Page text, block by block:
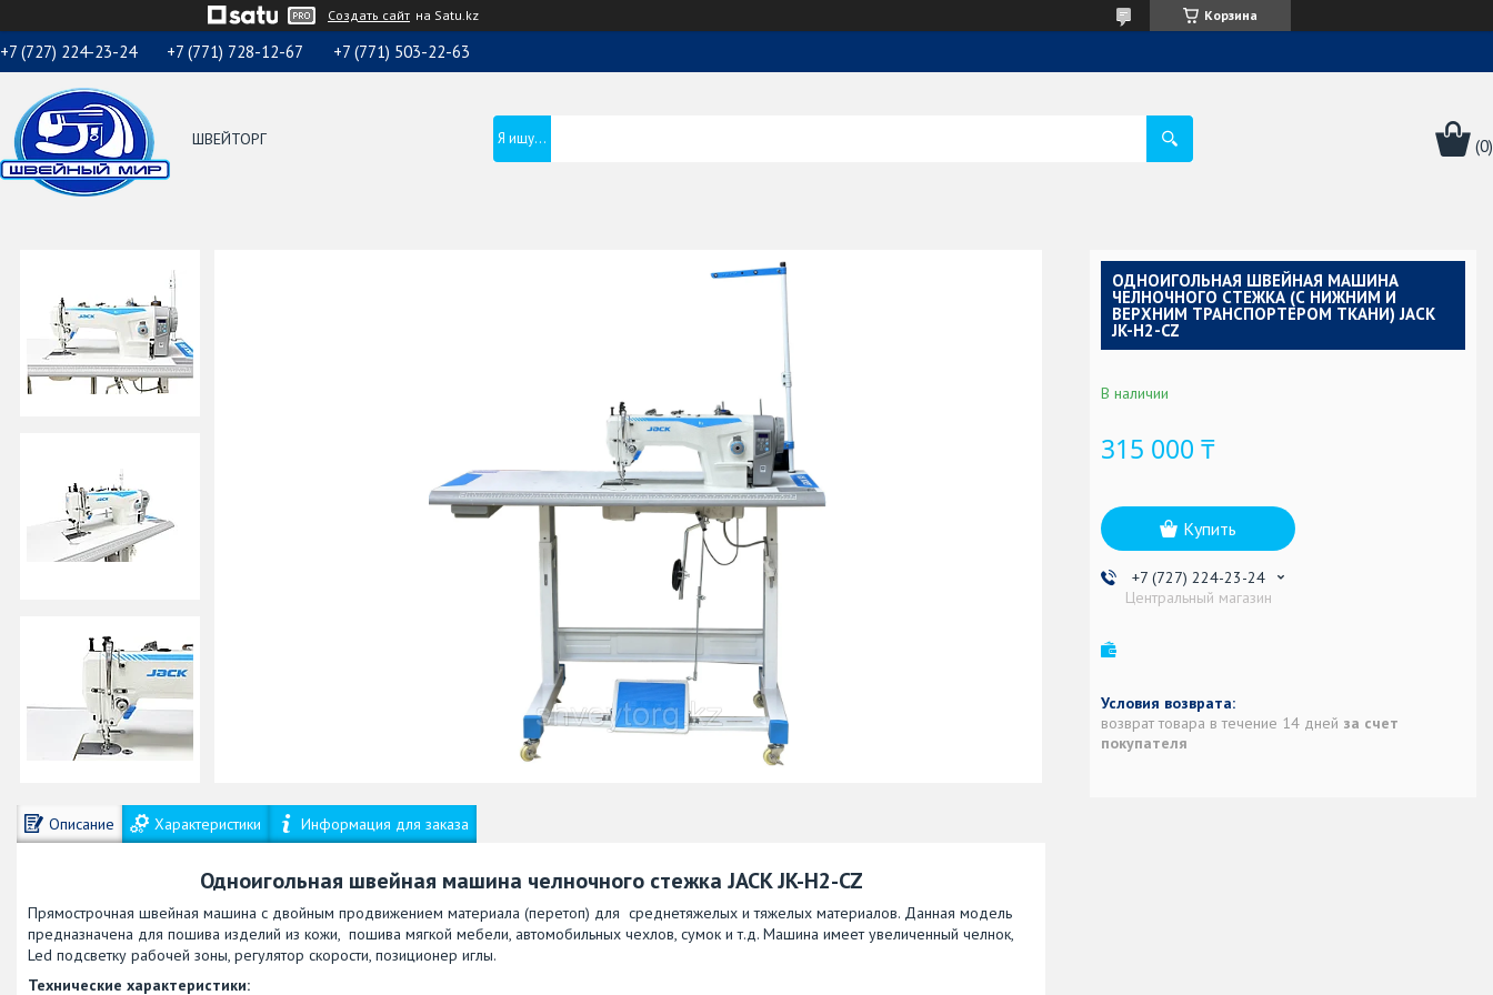
Создать сайт на Satu.kz Корзина
+7 (727) 224-23-24 +7 (771) 728-12-67 +7 (771) 503-22-63
ШВЕЙТОРГ
Описание Характеристики Информация для заказа
Одноигольная швейная машина челночного стежка JACK JK-H2-CZ
Прямострочная швейная машина с двойным продвижением материала (перетоп) для среднетяжелых и тяжелых материалов. Данная модель
предназначена для пошива изделий из кожи, пошива мягкой мебели, автомобильных чехлов, сумок и т.д. Машина имеет увеличенный челнок,
Led подсветку рабочей зоны, регулятор скорости, позиционер иглы.
Технические характеристики:
ОДНОИГОЛЬНАЯ ШВЕЙНАЯ МАШИНА
ЧЕЛНОЧНОГО СТЕЖКА (С НИЖНИМ И
ВЕРХНИМ ТРАНСПОРТЕРОМ ТКАНИ) JACK
JK-H2-CZ
В наличии
315 000 ₸
Купить
+7 (727) 224-23-24
Центральный магазин
возврат товара в течение 14 дней за счет
покупателя